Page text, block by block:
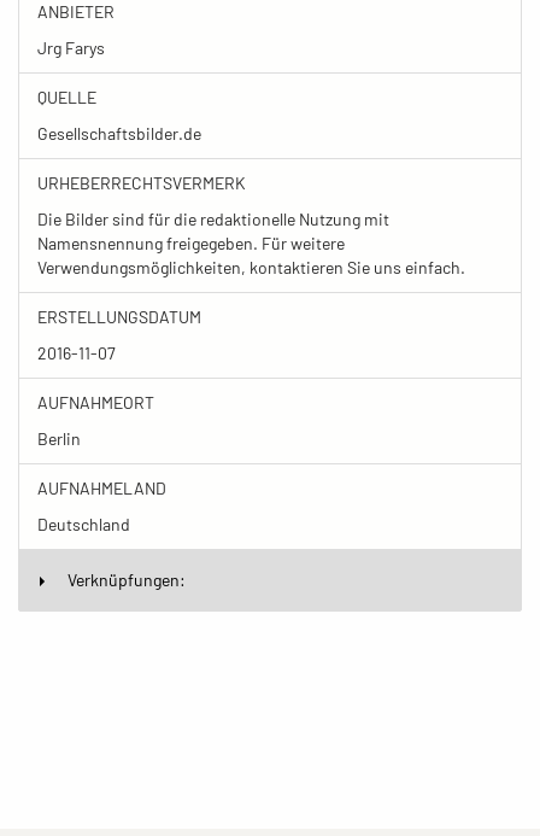
ANBIETER
Jrg Farys
QUELLE
Gesellschaftsbilder.de
URHEBERRECHTSVERMERK
Die Bilder sind für die redaktionelle Nutzung mit
Namensnennung freigegeben. Für weitere
Verwendungsmöglichkeiten, kontaktieren Sie uns einfach.
ERSTELLUNGSDATUM
2016-11-07
AUFNAHMEORT
Berlin
AUFNAHMELAND
Deutschland
Verknüpfungen: